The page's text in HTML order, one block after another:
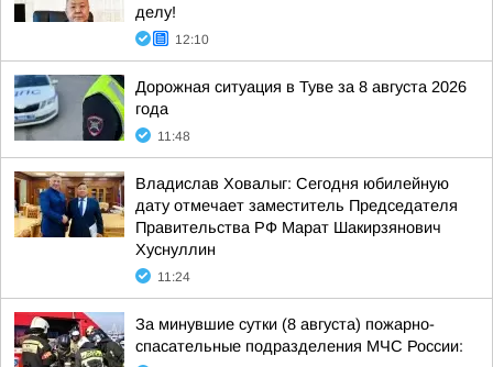
делу!
12:10
Дорожная ситуация в Туве за 8 августа 2026
года
11:48
Владислав Ховалыг: Сегодня юбилейную
дату отмечает заместитель Председателя
Правительства РФ Марат Шакирзянович
Хуснуллин
11:24
За минувшие сутки (8 августа) пожарно-
спасательные подразделения МЧС России: